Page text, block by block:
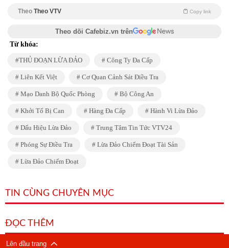
Theo Theo VTV Copy link
Theo dõi Cafebiz.vn trên
Từ khóa:
THỦ ĐOẠN LỪA ĐẢO Công Ty Đa Cấp
Liên Kết Việt Cơ Quan Cảnh Sát Điều Tra
Mạo Danh Bộ Quốc Phòng Bộ Công An
Khởi Tố Bị Can Hàng Đa Cấp Hành Vi Lừa Đảo
Dấu Hiệu Lừa Đảo Trung Tâm Tin Tức VTV24
Phóng Sự Điều Tra Lừa Đảo Chiếm Đoạt Tài Sản
Lừa Đảo Chiếm Đoạt
TIN CÙNG CHUYÊN MỤC
ĐỌC THÊM
Lên đầu trang